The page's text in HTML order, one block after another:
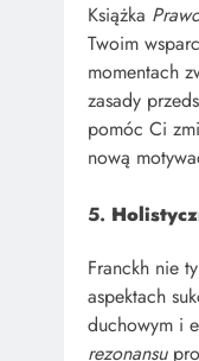
Książka
Twoim
momentach
zasady
pomóc Ci
nową
5.
Franckh nie
aspektach
duchowym i
rezonansu